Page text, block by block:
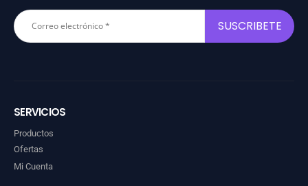
SERVICIOS
Productos
Ofertas
Mi Cuenta